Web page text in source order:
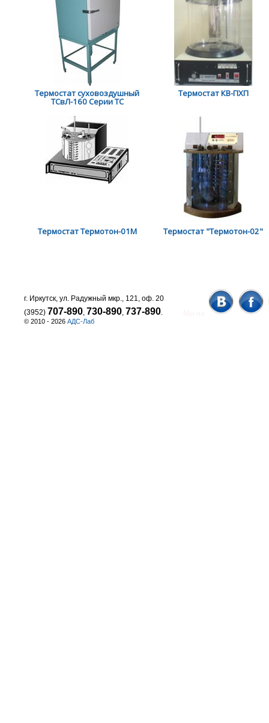
Термостат суховоздушный
ТСвЛ-160 Серии ТС
Термостат КВ-ПХП
Термостат Термотон-01М Термостат "Термотон-02"
© 2010 - 2026 АДС-Лаб
г. Иркутск, ул. Радужный мкр., 121, оф. 20
(3952) 707-890, 730-890, 737-890.